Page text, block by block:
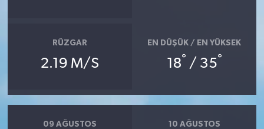
RÜZGAR
2.19 M/S
EN DÜŞÜK / EN YÜKSEK
18° / 35°
09 AĞUSTOS 10 AĞUSTOS